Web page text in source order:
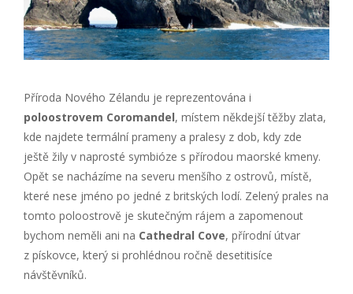
Příroda Nového Zélandu je reprezentována i
poloostrovem Coromandel, místem někdejší těžby zlata,
kde najdete termální prameny a pralesy z dob, kdy zde
ještě žily v naprosté symbióze s přírodou maorské kmeny.
Opět se nacházíme na severu menšího z ostrovů, místě,
které nese jméno po jedné z britských lodí. Zelený prales na
tomto poloostrově je skutečným rájem a zapomenout
bychom neměli ani na Cathedral Cove, přírodní útvar
z pískovce, který si prohlédnou ročně desetitisíce
návštěvníků.